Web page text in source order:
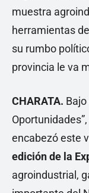
muestra
herramientas
su rumbo
provincia le va
CHARATA.
encabezó este
edición de la
agroindustrial,